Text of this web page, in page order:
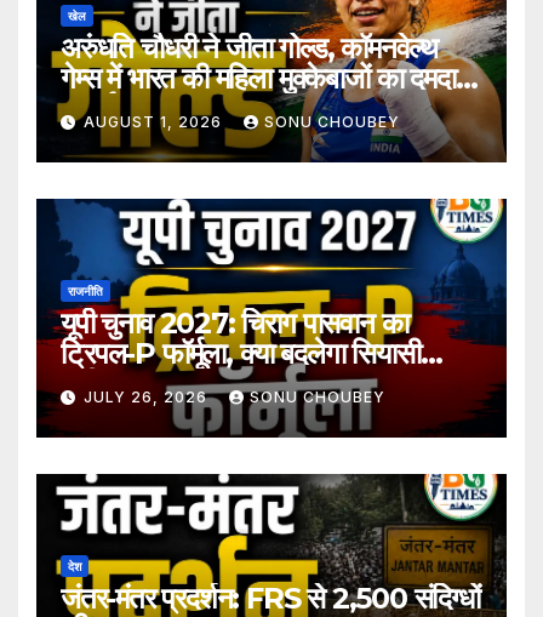
खेल
अरुंधति चौधरी ने जीता गोल्ड, कॉमनवेल्थ
गेम्स में भारत की महिला मुक्केबाजों का दमदार
प्रदर्शन
AUGUST 1, 2026 SONU CHOUBEY
राजनीति
यूपी चुनाव 2027: चिराग पासवान का
ट्रिपल-P फॉर्मूला, क्या बदलेगा सियासी
समीकरण?
JULY 26, 2026 SONU CHOUBEY
देश
जंतर-मंतर प्रदर्शन: FRS से 2,500 संदिग्धों